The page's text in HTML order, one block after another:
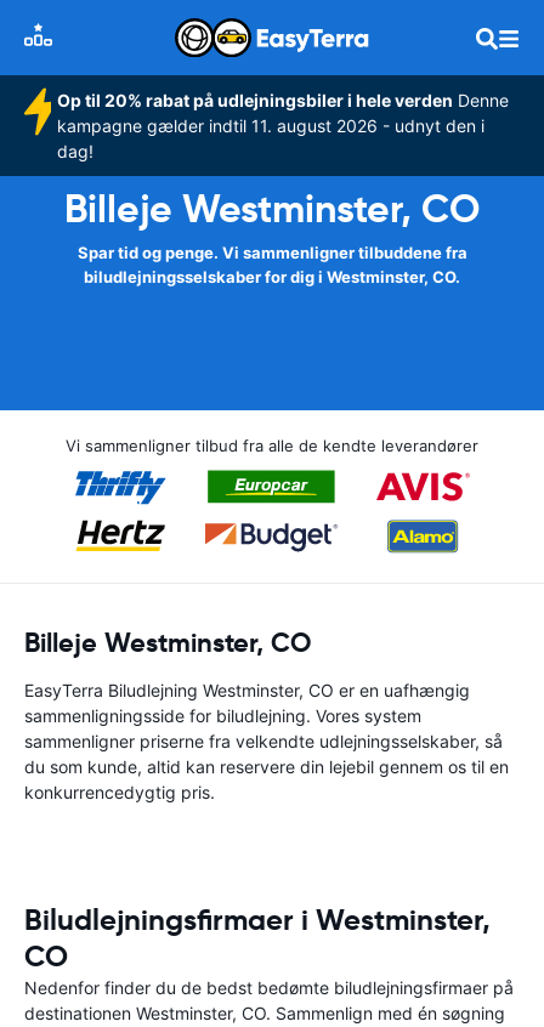
Op til 20% rabat på udlejningsbiler i hele verden Denne
kampagne gælder indtil 11. august 2026 - udnyt den i
dag!
Billeje Westminster, CO
Spar tid og penge. Vi sammenligner tilbuddene fra
biludlejningsselskaber for dig i Westminster, CO.
Vi sammenligner tilbud fra alle de kendte leverandører
Billeje Westminster, CO
EasyTerra Biludlejning Westminster, CO er en uafhængig
sammenligningsside for biludlejning. Vores system
sammenligner priserne fra velkendte udlejningsselskaber, så
du som kunde, altid kan reservere din lejebil gennem os til en
konkurrencedygtig pris.
Biludlejningsfirmaer i Westminster,
CO
Nedenfor finder du de bedst bedømte biludlejningsfirmaer på
destinationen Westminster, CO. Sammenlign med én søgning